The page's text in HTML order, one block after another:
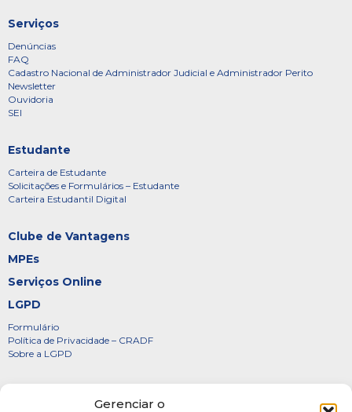
Gerenciar o
Serviços
Denúncias
FAQ
Cadastro Nacional de Administrador Judicial e Administrador Perito
Newsletter
Ouvidoria
SEI
Estudante
Carteira de Estudante
Solicitações e Formulários – Estudante
Carteira Estudantil Digital
Clube de Vantagens
MPEs
Serviços Online
LGPD
Formulário
Política de Privacidade – CRADF
Sobre a LGPD